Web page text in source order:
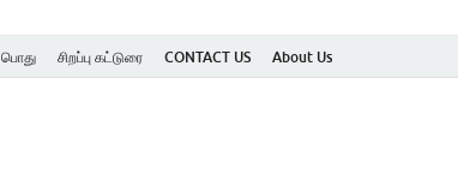
பொது சிறப்பு கட்டுரை CONTACT US About Us